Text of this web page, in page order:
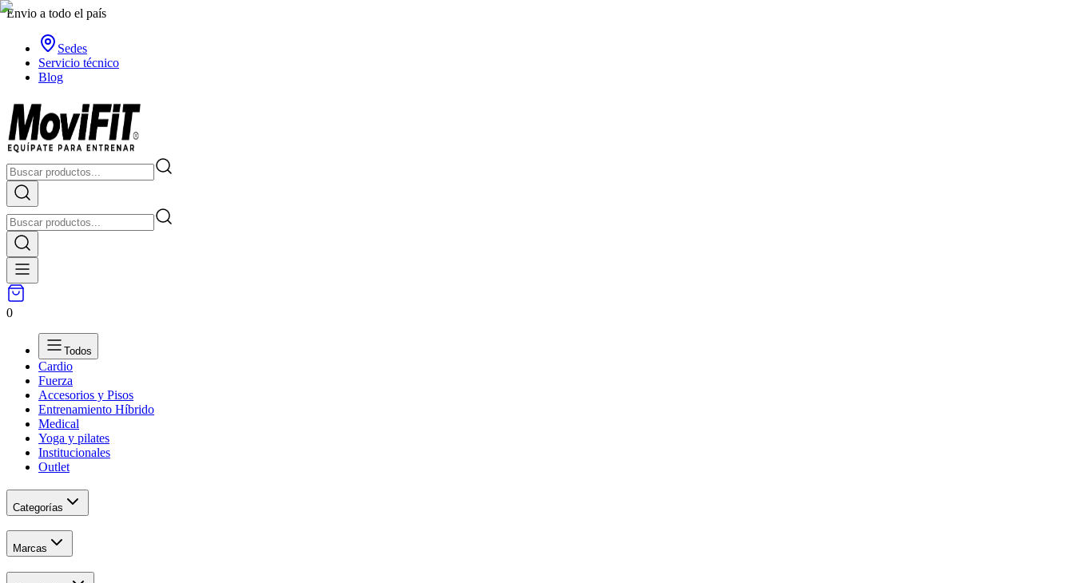
Envio a todo el país
Sedes
Servicio técnico
Blog
0
Todos
Cardio
Fuerza
Accesorios y Pisos
Entrenamiento Híbrido
Medical
Yoga y pilates
Institucionales
Outlet
Categorías
Marcas